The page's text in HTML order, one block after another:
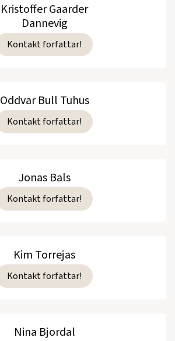
Kristoffer Gaarder
Dannevig
Kontakt forfattar!
Oddvar Bull Tuhus
Kontakt forfattar!
Jonas Bals
Kontakt forfattar!
Kim Torrejas
Kontakt forfattar!
Nina Bjordal